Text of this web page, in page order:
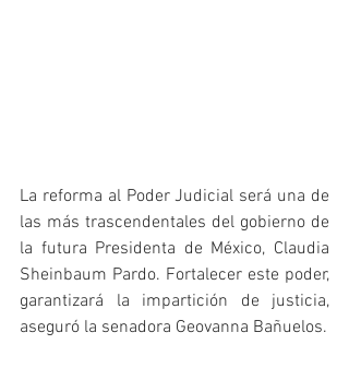
La reforma al Poder Judicial será una de
las más trascendentales del gobierno de
la futura Presidenta de México, Claudia
Sheinbaum Pardo. Fortalecer este poder,
garantizará la impartición de justicia,
aseguró la senadora Geovanna Bañuelos.